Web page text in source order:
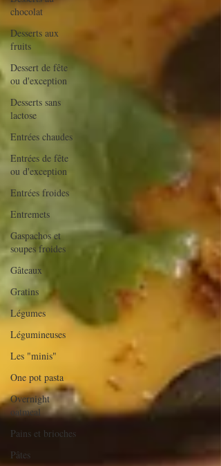
chocolat
Desserts aux
fruits
Dessert de fête
ou d'exception
Desserts sans
lactose
Entrées chaudes
Entrées de fête
ou d'exception
Entrées froides
Entremets
Gaspachos et
soupes froides
Gâteaux
Gratins
Légumes
Légumineuses
Les "minis"
One pot pasta
Overnight
oatmeal
Pains et brioches
Pâtes